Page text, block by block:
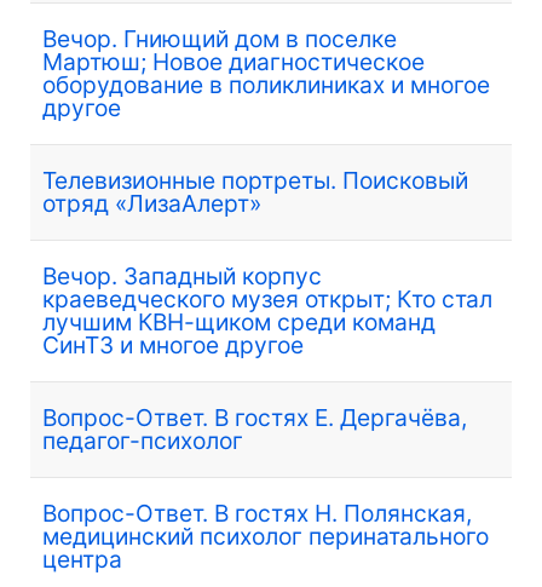
Вечор. Гниющий дом в поселке
Мартюш; Новое диагностическое
оборудование в поликлиниках и многое
другое
Телевизионные портреты. Поисковый
отряд «ЛизаАлерт»
Вечор. Западный корпус
краеведческого музея открыт; Кто стал
лучшим КВН-щиком среди команд
СинТЗ и многое другое
Вопрос-Ответ. В гостях Е. Дергачёва,
педагог-психолог
Вопрос-Ответ. В гостях Н. Полянская,
медицинский психолог перинатального
центра